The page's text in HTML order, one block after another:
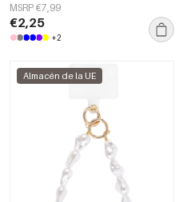
MSRP €7,99
€2,25
+2
Almacén de la UE